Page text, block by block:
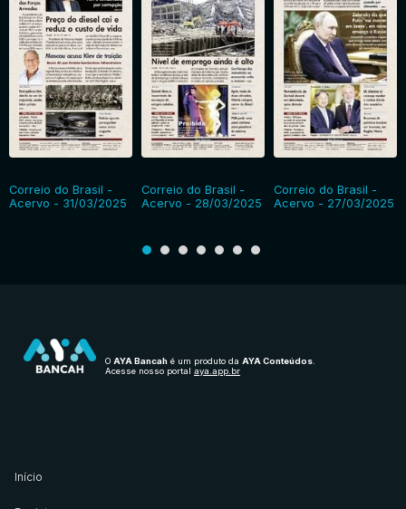
Correio do Brasil -
Acervo - 31/03/2025
Correio do Brasil -
Acervo - 28/03/2025
Correio do Brasil -
Acervo - 27/03/2025
O AYA Bancah é um produto da AYA Conteúdos
Acesse nosso portal aya.app.br
Início